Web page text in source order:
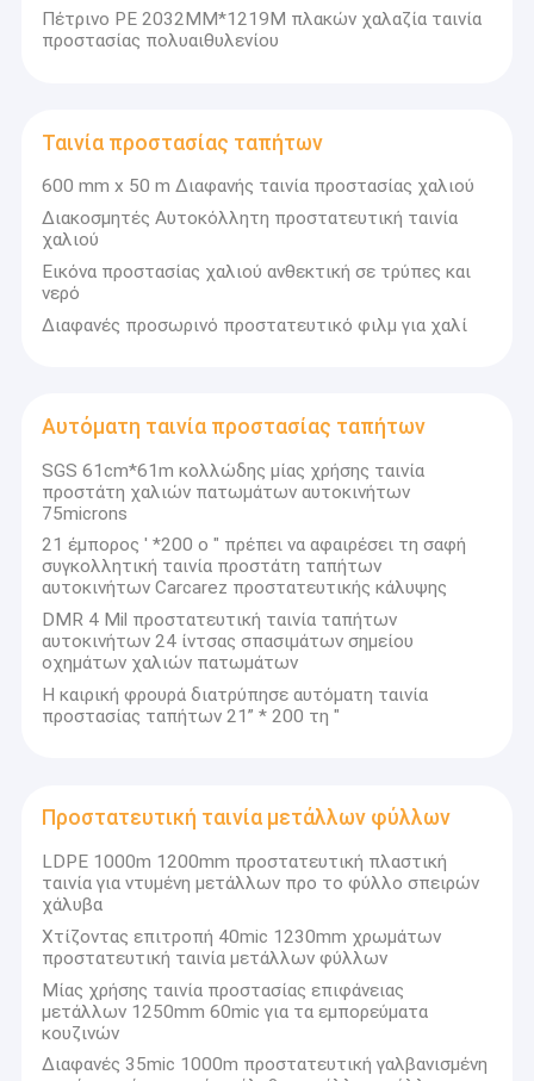
Πέτρινο PE 2032MM*1219M πλακών χαλαζία ταινία
προστασίας πολυαιθυλενίου
Ταινία προστασίας ταπήτων
600 mm x 50 m Διαφανής ταινία προστασίας χαλιού
Διακοσμητές Αυτοκόλλητη προστατευτική ταινία
χαλιού
Εικόνα προστασίας χαλιού ανθεκτική σε τρύπες και
νερό
Διαφανές προσωρινό προστατευτικό φιλμ για χαλί
Αυτόματη ταινία προστασίας ταπήτων
SGS 61cm*61m κολλώδης μίας χρήσης ταινία
προστάτη χαλιών πατωμάτων αυτοκινήτων
75microns
21 έμπορος ' *200 ο " πρέπει να αφαιρέσει τη σαφή
συγκολλητική ταινία προστάτη ταπήτων
αυτοκινήτων Carcarez προστατευτικής κάλυψης
DMR 4 Mil προστατευτική ταινία ταπήτων
αυτοκινήτων 24 ίντσας σπασιμάτων σημείου
οχημάτων χαλιών πατωμάτων
Η καιρική φρουρά διατρύπησε αυτόματη ταινία
προστασίας ταπήτων 21” * 200 τη "
Προστατευτική ταινία μετάλλων φύλλων
LDPE 1000m 1200mm προστατευτική πλαστική
ταινία για ντυμένη μετάλλων προ το φύλλο σπειρών
χάλυβα
Χτίζοντας επιτροπή 40mic 1230mm χρωμάτων
προστατευτική ταινία μετάλλων φύλλων
Μίας χρήσης ταινία προστασίας επιφάνειας
μετάλλων 1250mm 60mic για τα εμπορεύματα
κουζινών
Διαφανές 35mic 1000m προστατευτική γαλβανισμένη